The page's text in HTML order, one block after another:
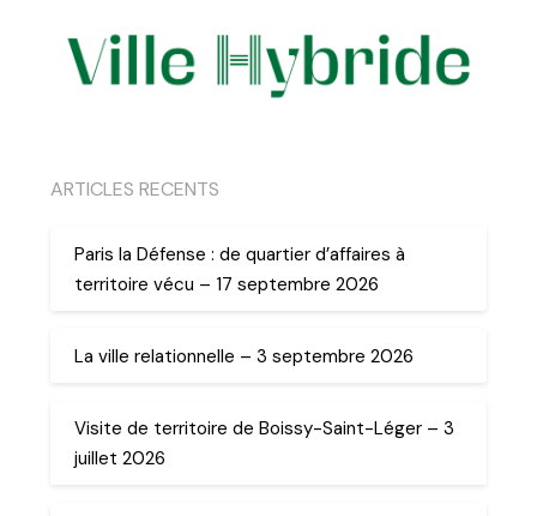
ARTICLES RECENTS
Paris la Défense : de quartier d’affaires à
territoire vécu – 17 septembre 2026
La ville relationnelle – 3 septembre 2026
Visite de territoire de Boissy-Saint-Léger – 3
juillet 2026